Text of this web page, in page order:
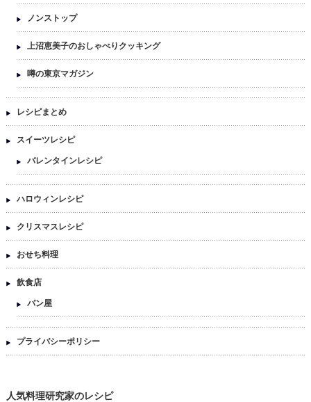
ノンストップ
上沼恵美子のおしゃべりクッキング
噂の東京マガジン
レシピまとめ
スイーツレシピ
バレンタインレシピ
ハロウィンレシピ
クリスマスレシピ
おせち料理
飲食店
パン屋
プライバシーポリシー
人気料理研究家のレシピ